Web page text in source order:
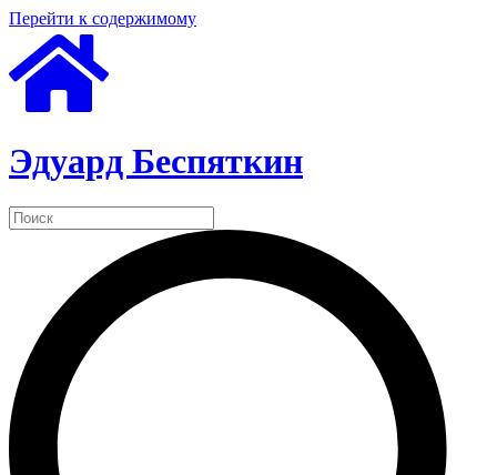
Перейти к содержимому
Эдуард Беспяткин